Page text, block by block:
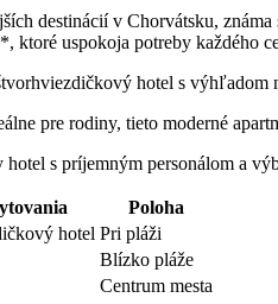
destinácií v Chorvátsku,
uspokoja potreby každého
hotel s výhľadom
pre rodiny, tieto moderné
hotel s príjemným personálom a
Poloha
hotel Pri pláži
Blízko pláže
Centrum mesta